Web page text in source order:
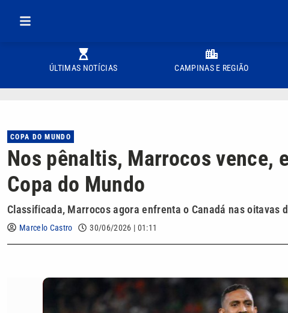
ÚLTIMAS NOTÍCIAS CAMPINAS E REGIÃO
COPA DO MUNDO
Nos pênaltis, Marrocos vence,
Copa do Mundo
Classificada, Marrocos agora enfrenta o Canadá nas oitavas
Marcelo Castro 30/06/2026 | 01:11